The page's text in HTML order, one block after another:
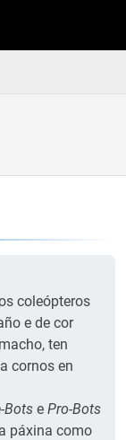
coleópteros
e de cor
ten
cornos en
Bots e Pro-Bots
páxina como